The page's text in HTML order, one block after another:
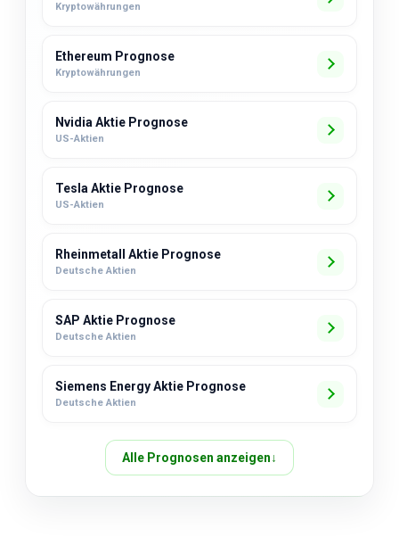
Kryptowährungen
Ethereum Prognose
Kryptowährungen
Nvidia Aktie Prognose
US-Aktien
Tesla Aktie Prognose
US-Aktien
Rheinmetall Aktie Prognose
Deutsche Aktien
SAP Aktie Prognose
Deutsche Aktien
Siemens Energy Aktie Prognose
Deutsche Aktien
Alle Prognosen anzeigen↓